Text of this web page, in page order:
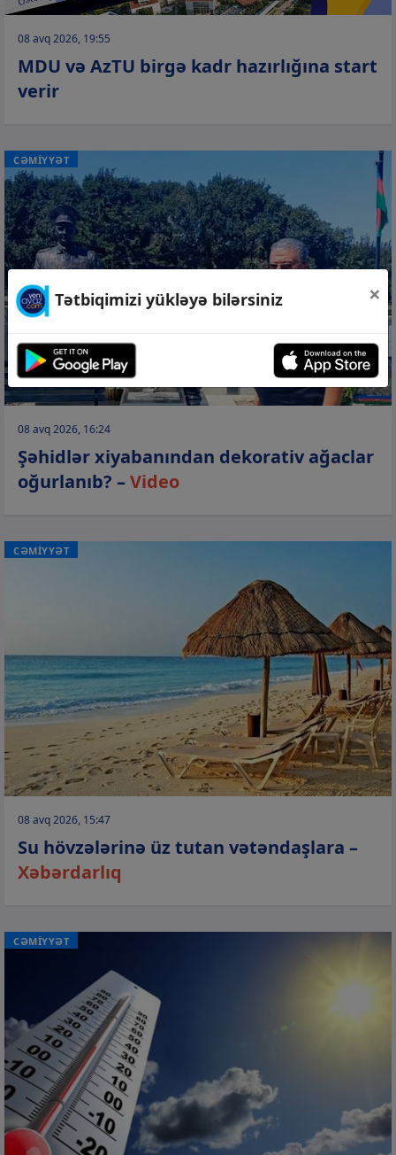
08 avq 2026, 19:55
MDU və AzTU birgə kadr hazırlığına start
verir
CƏMİYYƏT
08 avq 2026, 16:24
Şəhidlər xiyabanından dekorativ ağaclar
oğurlanıb? –Video
CƏMİYYƏT
08 avq 2026, 15:47
Su hövzələrinə üz tutan vətəndaşlara –
Xəbərdarlıq
CƏMİYYƏT
Tətbiqimizi yükləyə bilərsiniz ×